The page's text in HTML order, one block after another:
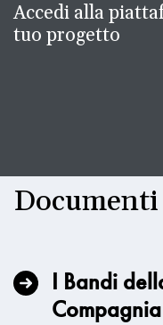
Accedi alla
tuo progetto
I Bandi